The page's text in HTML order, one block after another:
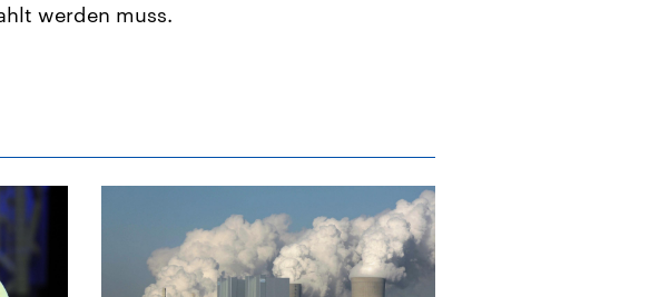
werden muss.